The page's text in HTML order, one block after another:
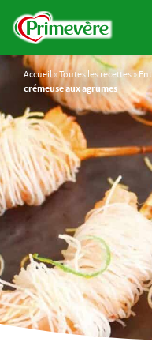
Accueil»Toutes les recettes»
crémeuse aux agrumes